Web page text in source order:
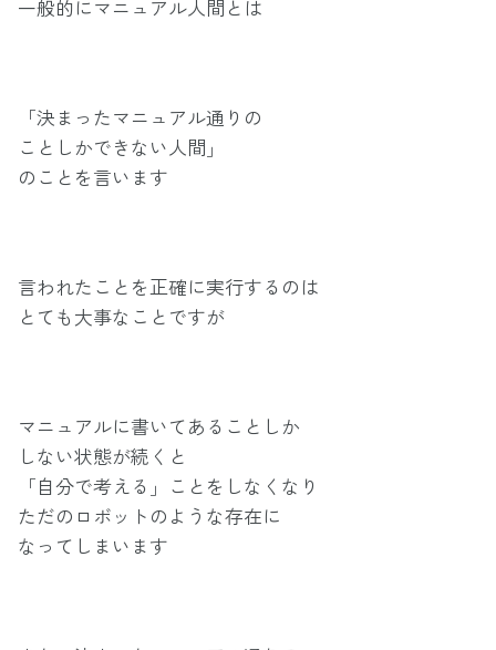
一般的にマニュアル人間とは
「決まったマニュアル通りの
ことしかできない人間」
のことを言います
言われたことを正確に実行するのは
とても大事なことですが
マニュアルに書いてあることしか
しない状態が続くと
「自分で考える」ことをしなくなり
ただのロボットのような存在に
なってしまいます